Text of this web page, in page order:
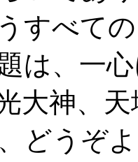
すべて
は、一
大神、
どうぞ